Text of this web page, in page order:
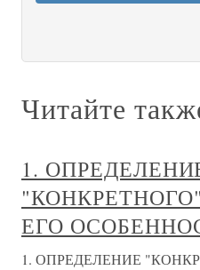
Читайте
1.
ЕГО
1. ОПРЕДЕЛЕНИЕ